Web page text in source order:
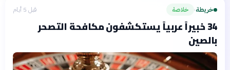
خريطة› خلاصة قبل 5 أيام
34 خبيراً عربياً يستكشفون مكافحة التصحر
بالصين